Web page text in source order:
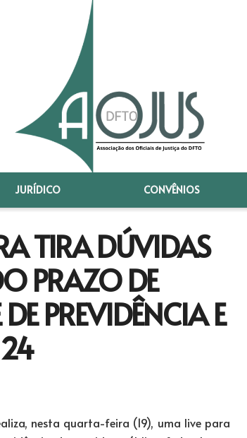
JURÍDICO CONVÊNIOS
TIRA DÚVIDAS
PRAZO DE
PREVIDÊNCIA E
nesta quarta-feira (19), uma live para